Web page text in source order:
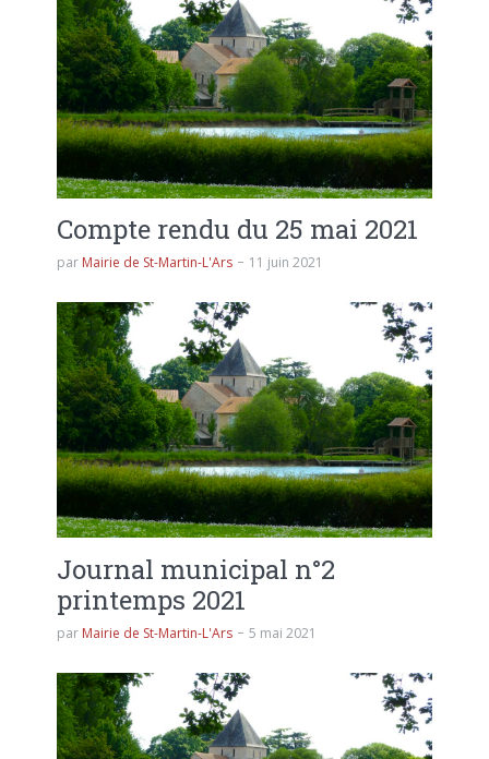
Compte rendu du 25 mai 2021
par Mairie de St-Martin-L'Ars 11 juin 2021
Journal municipal n°2
printemps 2021
par Mairie de St-Martin-L'Ars 5 mai 2021